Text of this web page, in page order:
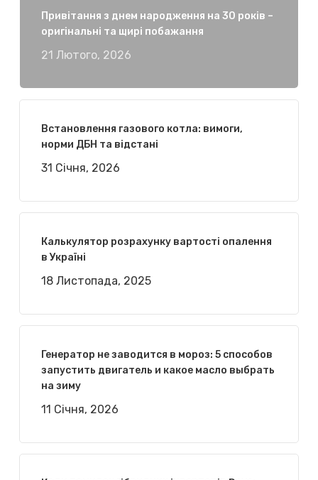
Привітання з днем народження на 30 років –
оригінальні та щирі побажання
21 Лютого, 2026
Встановлення газового котла: вимоги,
норми ДБН та відстані
31 Січня, 2026
Калькулятор розрахунку вартості опалення
в Україні
18 Листопада, 2025
Генератор не заводится в мороз: 5 способов
запустить двигатель и какое масло выбрать
на зиму
11 Січня, 2026